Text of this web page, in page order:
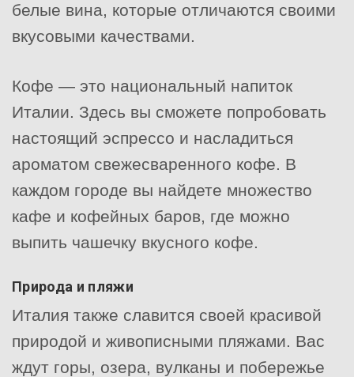
белые вина, которые отличаются своими
вкусовыми качествами.
Кофе — это национальный напиток
Италии. Здесь вы сможете попробовать
настоящий эспрессо и насладиться
ароматом свежесваренного кофе. В
каждом городе вы найдете множество
кафе и кофейных баров, где можно
выпить чашечку вкусного кофе.
Природа и пляжи
Италия также славится своей красивой
природой и живописными пляжами. Вас
ждут горы, озера, вулканы и побережье